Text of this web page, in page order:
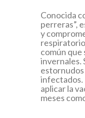
Conocida
perreras”,
y
común que
invernales.
infectados.
aplicar la
meses